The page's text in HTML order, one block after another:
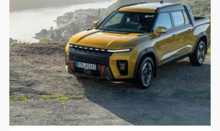
NEWSLETTER
SÍGUENOS